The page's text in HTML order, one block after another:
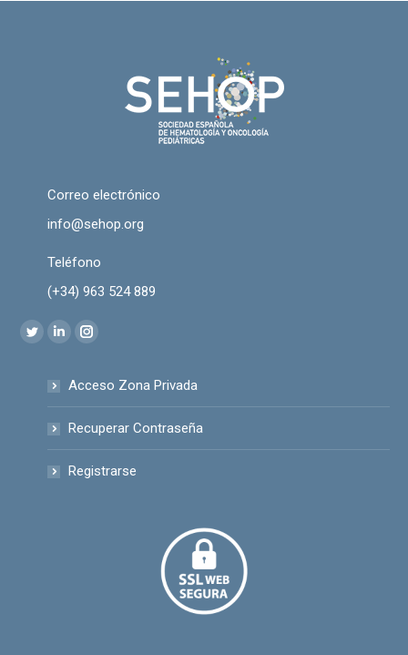
Correo electrónico
info@sehop.org
Teléfono
(+34) 963 524 889
Encuéntranos en:
Twitter
opens
new
Linkedin
opens
new
Instagram
opens
new
Acceso Zona Privada
Recuperar Contraseña
Registrarse